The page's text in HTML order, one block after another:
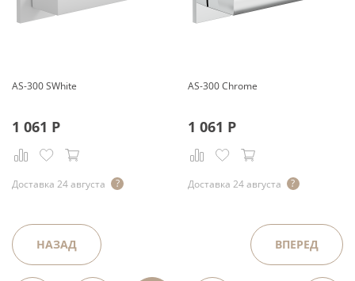
AS-300 SWhite
1 061 Р
Доставка 24 августа
AS-300 Chrome
1 061 Р
Доставка 24 августа
НАЗАД ВПЕРЕД